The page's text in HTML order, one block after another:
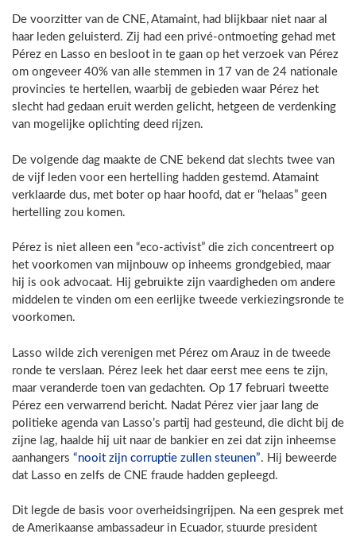
De voorzitter van de CNE, Atamaint, had blijkbaar niet naar al
haar leden geluisterd. Zij had een privé-ontmoeting gehad met
Pérez en Lasso en besloot in te gaan op het verzoek van Pérez
om ongeveer 40% van alle stemmen in 17 van de 24 nationale
provincies te hertellen, waarbij de gebieden waar Pérez het
slecht had gedaan eruit werden gelicht, hetgeen de verdenking
van mogelijke oplichting deed rijzen.
De volgende dag maakte de CNE bekend dat slechts twee van
de vijf leden voor een hertelling hadden gestemd. Atamaint
verklaarde dus, met boter op haar hoofd, dat er “helaas” geen
hertelling zou komen.
Pérez is niet alleen een “eco-activist” die zich concentreert op
het voorkomen van mijnbouw op inheems grondgebied, maar
hij is ook advocaat. Hij gebruikte zijn vaardigheden om andere
middelen te vinden om een eerlijke tweede verkiezingsronde te
voorkomen.
Lasso wilde zich verenigen met Pérez om Arauz in de tweede
ronde te verslaan. Pérez leek het daar eerst mee eens te zijn,
maar veranderde toen van gedachten. Op 17 februari tweette
Pérez een verwarrend bericht. Nadat Pérez vier jaar lang de
politieke agenda van Lasso’s partij had gesteund, die dicht bij de
zijne lag, haalde hij uit naar de bankier en zei dat zijn inheemse
aanhangers “nooit zijn corruptie zullen steunen”. Hij beweerde
dat Lasso en zelfs de CNE fraude hadden gepleegd.
Dit legde de basis voor overheidsingrijpen. Na een gesprek met
de Amerikaanse ambassadeur in Ecuador, stuurde president